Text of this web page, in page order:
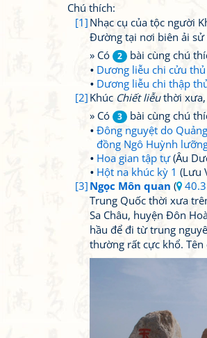
Chú thích:
[1] Nhạc cụ của tộc người
Đường tại nơi biên ải sử
» Có
2
bài cùng chú
Dương liễu chi cửu
Dương liễu chi thập
[2] Khúc Chiết liễuthời xưa,
» Có
3
bài cùng chú
Đông nguyệt do
đồng Ngô Huỳnh
Hoa gian tập tự(Âu
Hột na khúc kỳ 1 (Lưu
[3] Ngọc Môn quan (
Trung Quốc thời xưa
Sa Châu, huyện Đôn
hầu để đi từ trung
thường rất cực khổ.